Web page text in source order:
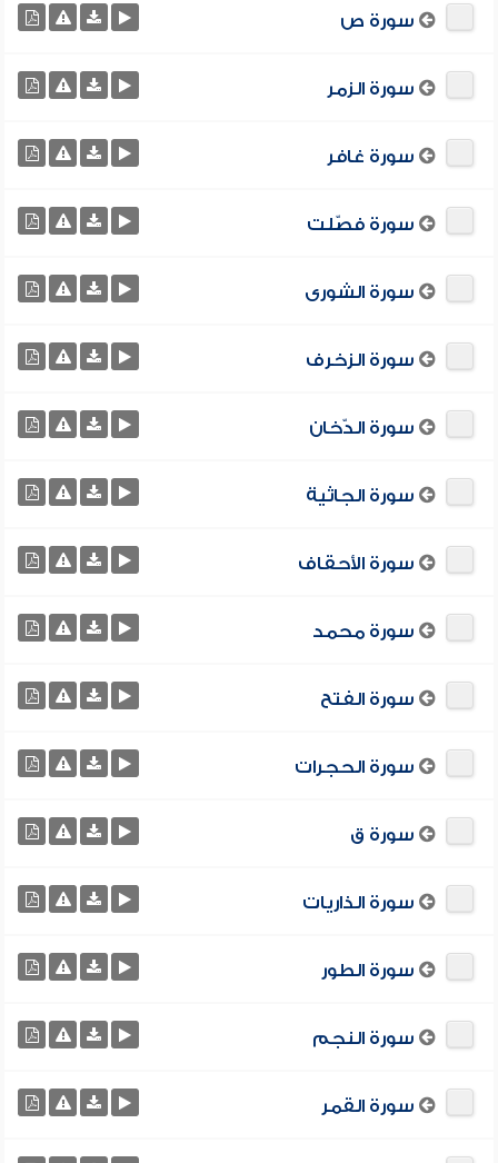
سورة ص
سورة الزمر
سورة غافر
سورة فصّلت
سورة الشورى
سورة الزخرف
سورة الدّخان
سورة الجاثية
سورة الأحقاف
سورة محمد
سورة الفتح
سورة الحجرات
سورة ق
سورة الذاريات
سورة الطور
سورة النجم
سورة القمر